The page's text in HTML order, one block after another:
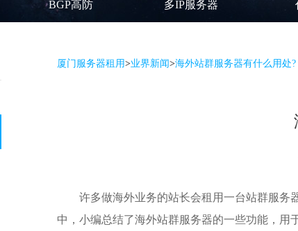
BGP高防 多IP服务器
厦门服务器租用>业界新闻>海外站群服务器有什么用处?
许多做海外业务的站长会租用一台站群服务
中，小编总结了海外站群服务器的一些功能，用